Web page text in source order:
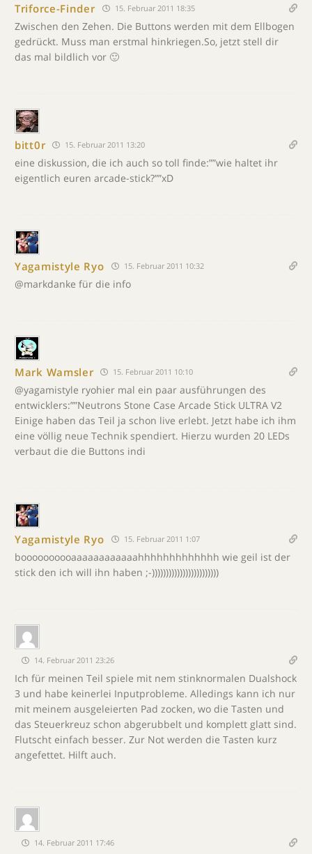
Triforce-Finder 15. Februar 2011 18:35
Zwischen den Zehen. Die Buttons werden mit dem Ellbogen
gedrückt. Muss man erstmal hinkriegen.So, jetzt stell dir
das mal bildlich vor 🙂
bitt0r 15. Februar 2011 13:20
eine diskussion, die ich auch so toll finde:””wie haltet ihr
eigentlich euren arcade-stick?””xD
Yagamistyle Ryo 15. Februar 2011 10:32
@markdanke für die info
Mark Wamsler 15. Februar 2011 10:10
@yagamistyle ryohier mal ein paar ausführungen des
entwicklers:””Neutrons Stone Case Arcade Stick ULTRA V2
Einige haben das Teil ja schon live erlebt. Jetzt habe ich ihm
eine völlig neue Technik spendiert. Hierzu wurden 20 LEDs
verbaut die die Buttons indi
Yagamistyle Ryo 15. Februar 2011 1:07
boooooooooaaaaaaaaaaaahhhhhhhhhhhhh wie geil ist der
stick den ich will ihn haben ;-))))))))))))))))))))))))
14. Februar 2011 23:26
Ich für meinen Teil spiele mit nem stinknormalen Dualshock
3 und habe keinerlei Inputprobleme. Alledings kann ich nur
mit meinem ausgeleierten Pad zocken, wo die Tasten und
das Steuerkreuz schon abgerubbelt und komplett glatt sind.
Flutscht einfach besser. Zur Not werden die Tasten kurz
angefettet. Hilft auch.
14. Februar 2011 17:46